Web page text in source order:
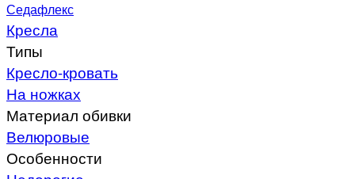
Седафлекс
Кресла
Типы
Кресло-кровать
На ножках
Материал обивки
Велюровые
Особенности